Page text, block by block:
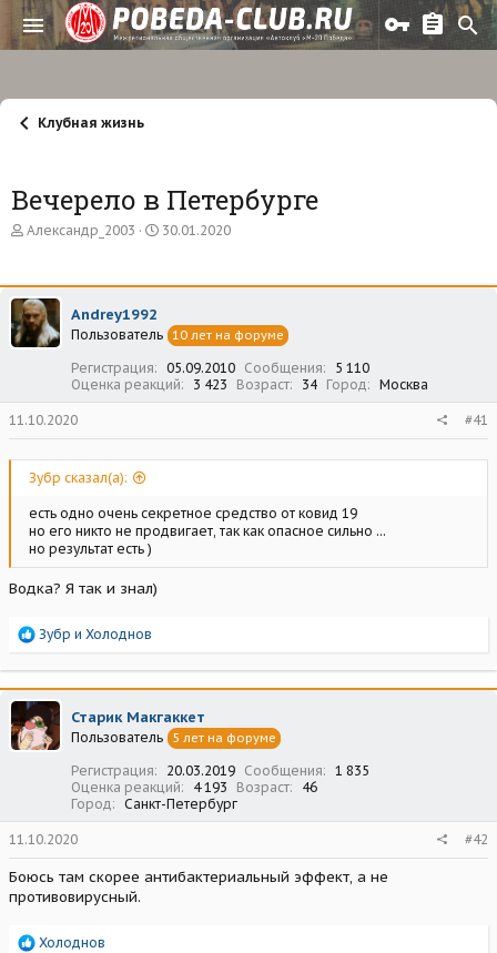
Клубная жизнь
Вечерело в Петербурге
А
о
р
т
е
Александр_2003
Д
а
ч
л
а
30.01.2020
Andrey1992
Пользователь 10 лет на форуме
Регистрация 05.09.2010 Сообщения
5 110
Оценка реакций
3 423 Возраст 34 Город Москва
11.10.2020 #41
Зубр сказал(а):
есть одно очень секретное средство от ковид 19
но его никто не продвигает, так как опасное сильно ...
но результат есть )
Водка? Я так и знал)
Р
а
к
ц
и
и
Зубр и Холоднов
Старик Макгаккет
Пользователь 5 лет на форуме
Регистрация 20.03.2019 Сообщения
1 835
Оценка реакций
4 193 Возраст
46
Город
Санкт-Петербург
11.10.2020 #42
Боюсь там скорее антибактериальный эффект, а не
противовирусный.
Р
Холоднов